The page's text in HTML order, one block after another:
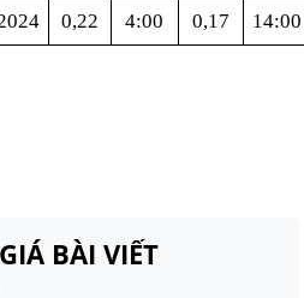
0,22 4:00 0,17 14:00
BÀI VIẾT